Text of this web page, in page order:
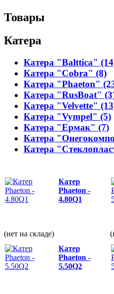
Товары
Катера
Катера "Balttica"
Катера "Cobra" (8)
Катера "Phaeton"
Катера "RusBoat"
Катера "Velvette"
Катера "Vympel" (5)
Катера "Ермак" (7)
Катера
Катера
Катер
Phaeton -
4.80Q1
(нет на складе)
Катер
Phaeton -
5.50Q2